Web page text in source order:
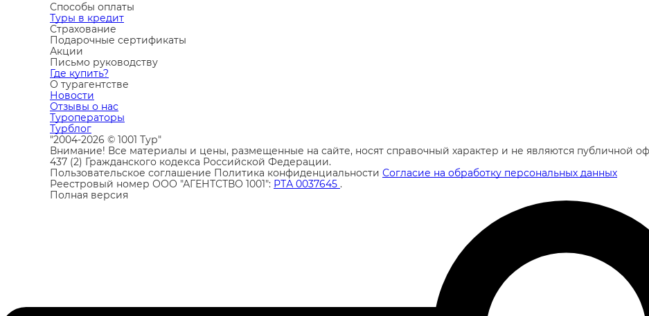
Способы оплаты
Туры в кредит
Страхование
Подарочные сертификаты
Акции
Письмо руководству
Где купить?
О турагентстве
Новости
Отзывы о нас
Туроператоры
Турблог
"2004-2026 © 1001 Тур"
Внимание! Все материалы и цены, размещенные на сайте, носят справочный характер и не являются публичной
437 (2) Гражданского кодекса Российской Федерации.
Пользовательское соглашение Политика конфиденциальности Согласие на обработку персональных данных
Реестровый номер ООО "АГЕНТСТВО 1001": РТА 0037645 .
Полная версия